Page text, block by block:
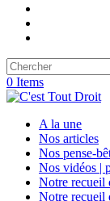
0 Items
A la une
Nos articles
Nos pense-
Nos vidéos |
Notre recueil
Notre recueil